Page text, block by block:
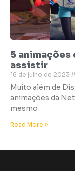
5
assistir
16 de julho de 2023
Muito além de
animações da
mesmo
Read More »